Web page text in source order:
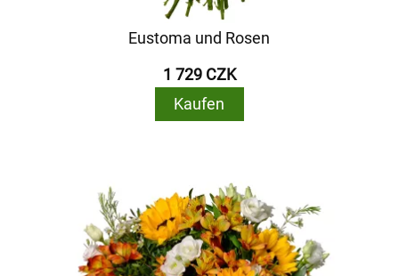
Eustoma und Rosen
1 729 CZK
Kaufen